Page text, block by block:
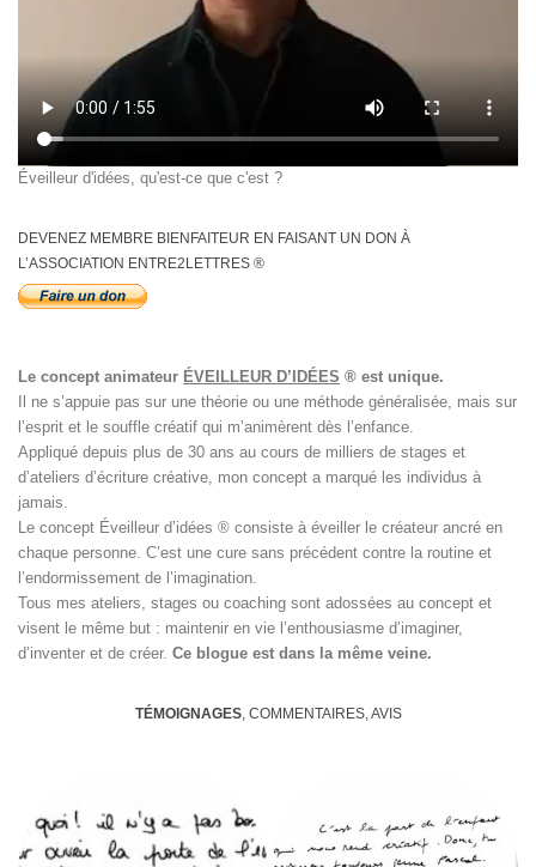
Éveilleur d'idées, qu'est-ce que c'est ?
DEVENEZ MEMBRE BIENFAITEUR EN FAISANT UN DON À
L’ASSOCIATION ENTRE2LETTRES ®
Le concept animateur ÉVEILLEUR D’IDÉES ® est unique.
Il ne s’appuie pas sur une théorie ou une méthode généralisée, mais sur
l’esprit et le souffle créatif qui m’animèrent dès l’enfance.
Appliqué depuis plus de 30 ans au cours de milliers de stages et
d’ateliers d’écriture créative, mon concept a marqué les individus à
jamais.
Le concept Éveilleur d’idées ® consiste à éveiller le créateur ancré en
chaque personne. C’est une cure sans précédent contre la routine et
l’endormissement de l’imagination.
Tous mes ateliers, stages ou coaching sont adossées au concept et
visent le même but : maintenir en vie l’enthousiasme d’imaginer,
d’inventer et de créer. Ce blogue est dans la même veine.
TÉMOIGNAGES, COMMENTAIRES, AVIS